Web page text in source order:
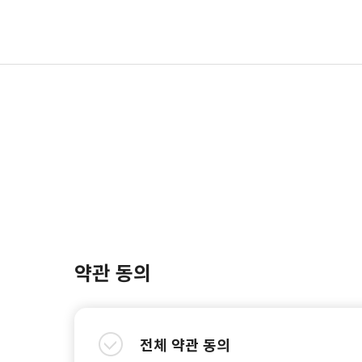
약관 동의
전체 약관 동의